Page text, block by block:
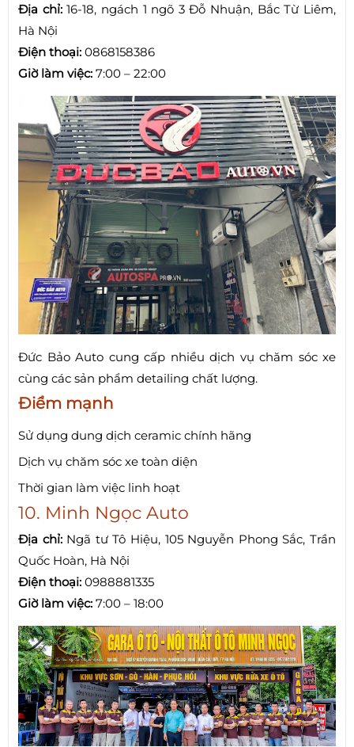
Địa chỉ:16-18, ngách 1 ngõ 3 Đỗ Nhuận, Bắc Từ Liêm,
Hà Nội
Điện thoại: 0868158386
Giờ làm việc: 7:00 – 22:00
Đức Bảo Auto cung cấp nhiều dịch vụ chăm sóc xe
cùng các sản phẩm detailing chất lượng.
Điểm mạnh
Sử dụng dung dịch ceramic chính hãng
Dịch vụ chăm sóc xe toàn diện
Thời gian làm việc linh hoạt
10. Minh Ngọc Auto
Địa chỉ:Ngã tư Tô Hiệu, 105 Nguyễn Phong Sắc, Trần
Quốc Hoàn, Hà Nội
Điện thoại: 0988881335
Giờ làm việc: 7:00 – 18:00